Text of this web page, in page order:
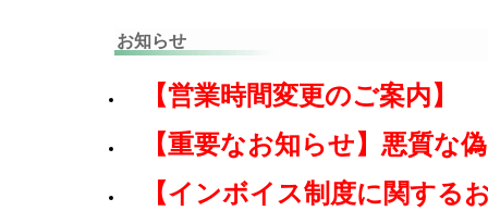
お知らせ
【営業時間変更のご案内】
【重要なお知らせ】悪質な
【インボイス制度に関する